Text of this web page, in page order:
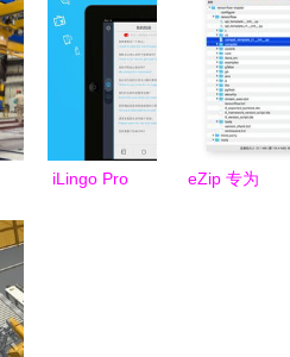
界面与常见
开发工具汉
化指南
Tor凿开了
一道缝隙
iLingo Pro
eZip 专为